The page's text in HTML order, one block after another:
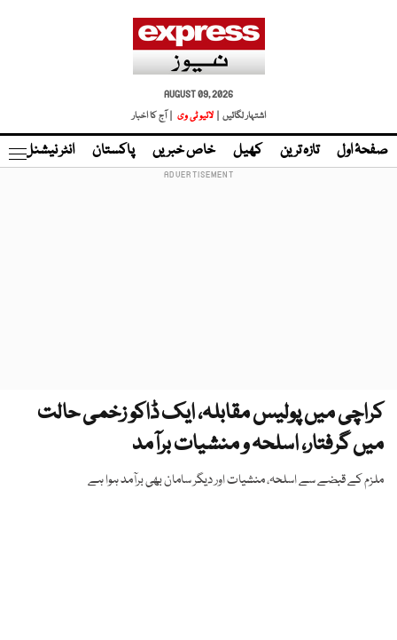
AUGUST 09, 2026
اشتہار لگائیں |
لائیو ٹی وی | آج کا اخبار
صفحۂ اول تازہ ترین کھیل خاص خبریں پاکستان انٹر نیشنل
کراچی میں پولیس مقابلہ، ایک ڈاکو زخمی حالت
میں گرفتار، اسلحہ و منشیات برآمد
ملزم کے قبضے سے اسلحہ، منشیات اور دیگر سامان بھی برآمد ہوا ہے